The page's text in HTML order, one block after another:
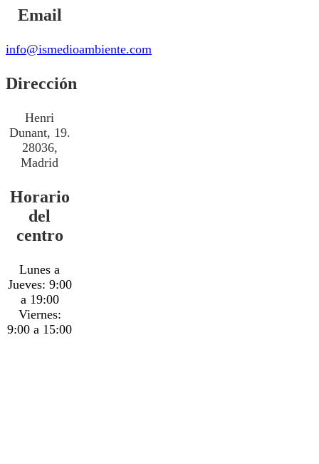
Email
info@ismedioambiente.com
Dirección
Henri
Dunant, 19.
28036,
Madrid
Horario
del
centro
Lunes a
Jueves: 9:00
a 19:00
Viernes:
9:00 a 15:00